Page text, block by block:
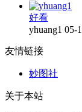
好看
yhuang1 05-
友情链接
妙图社
关于本站